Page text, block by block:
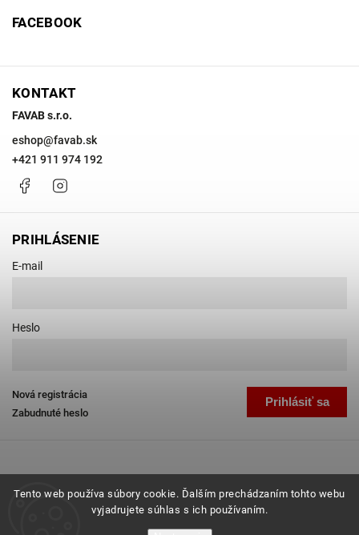
Tento web používa súbory cookie. Ďalším prechádzaním tohto webu
vyjadrujete súhlas s ich používaním.
FACEBOOK
KONTAKT
FAVAB s.r.o.
eshop@favab.sk
+421 911 974 192
Facebook
PRIHLÁSENIE
E-mail
Heslo
Prihlásiť sa
Nová registrácia
Zabudnuté heslo
Favab.sk. Všetky práva vyhradené.